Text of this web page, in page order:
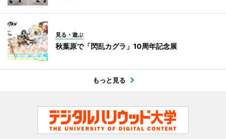
見る・遊ぶ
秋葉原で「閃乱カグラ」10周年記念展
もっと見る